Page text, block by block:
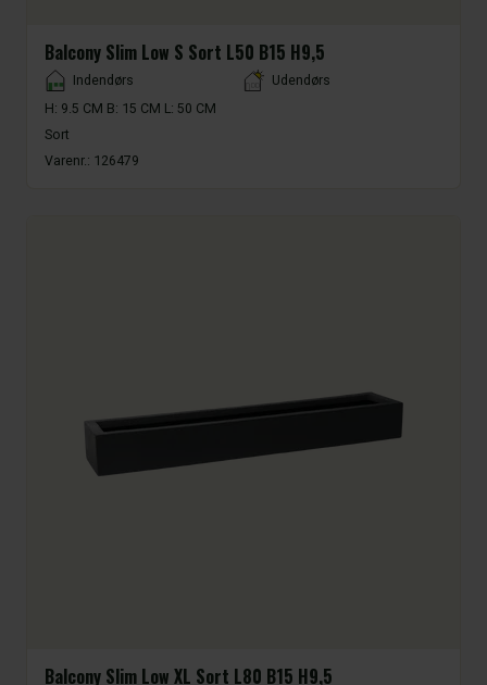
Balcony Slim Low S Sort L50 B15 H9,5
Placement
Indendørs
Udendørs
H: 9.5 CM B: 15 CM L: 50 CM
Sort
Varenr.: 126479
Balcony Slim Low XL Sort L80 B15 H9,5